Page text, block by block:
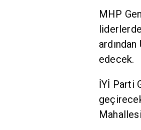
MHP
edecek.
İYİ Parti